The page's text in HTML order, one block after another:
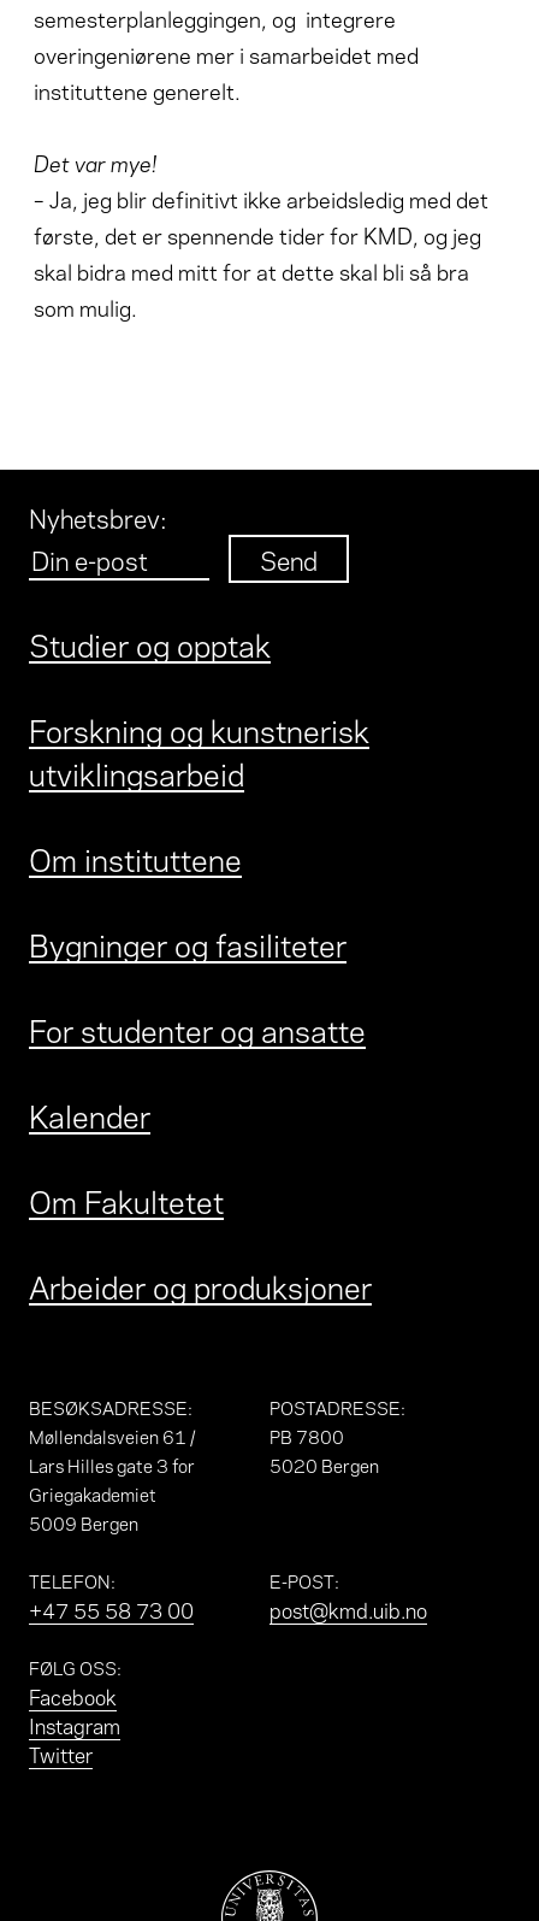
semesterplanleggingen, og integrere
overingeniørene mer i samarbeidet med
instituttene generelt.
Det var mye!
– Ja, jeg blir definitivt ikke arbeidsledig med det
første, det er spennende tider for KMD, og jeg
skal bidra med mitt for at dette skal bli så bra
som mulig.
BESØKSADRESSE:
Møllendalsveien 61 /
Lars Hilles gate 3 for
Griegakademiet
5009 Bergen
POSTADRESSE:
PB 7800
5020 Bergen
TELEFON:
+47 55 58 73 00
E-POST:
post@kmd.uib.no
FØLG OSS:
Facebook
Instagram
Twitter
Nyhetsbrev:
Studier og opptak
Forskning og kunstnerisk
utviklingsarbeid
Om instituttene
Bygninger og fasiliteter
For studenter og ansatte
Kalender
Om Fakultetet
Arbeider og produksjoner